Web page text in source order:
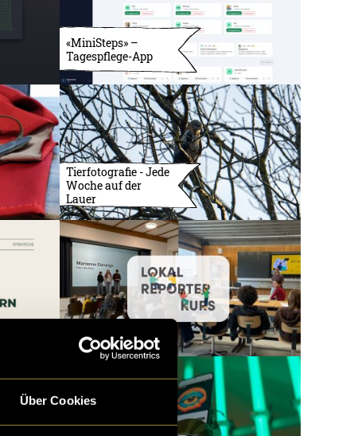
Über Cookies
«MiniSteps» –
Tagespflege-App
Tierfotografie - Jede
Woche auf der
Lauer